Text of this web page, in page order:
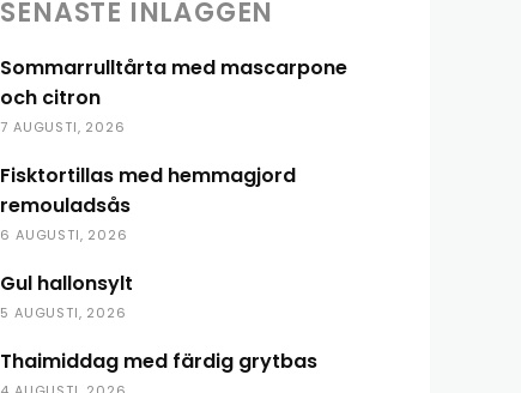
SENASTE INLÄGGEN
Sommarrulltårta med mascarpone
och citron
7 AUGUSTI, 2026
Fisktortillas med hemmagjord
remouladsås
6 AUGUSTI, 2026
Gul hallonsylt
5 AUGUSTI, 2026
Thaimiddag med färdig grytbas